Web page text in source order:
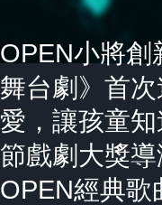
OPEN小將創
舞台劇》首次
愛，讓孩童
節戲劇大獎導
OPEN經典歌